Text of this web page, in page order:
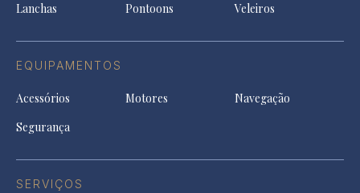
Lanchas
Pontoons Veleiros
EQUIPAMENTOS
Acessórios Motores
Navegação
Segurança
SERVIÇOS